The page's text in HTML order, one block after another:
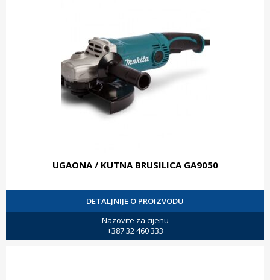
UGAONA / KUTNA BRUSILICA GA9050
DETALJNIJE O PROIZVODU
Nazovite za cijenu
+387 32 460 333